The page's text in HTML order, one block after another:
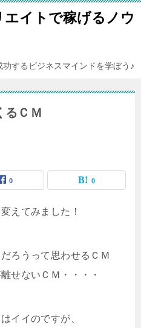
イトで稼げるノウ
するビジネスマインドを学ぼう♪
るＣＭ
0 0
えてみました！
ろうって思わせるＣＭ
せないＣＭ・・・・
イイのですが、